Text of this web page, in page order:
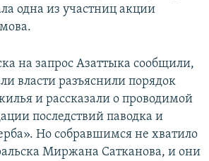
одна из участниц акции
на запрос Азаттыка сообщили,
власти разъяснили порядок
и рассказали о проводимой
последствий паводка и
Но собравшимся не хватило
Миржана Сатканова, и они